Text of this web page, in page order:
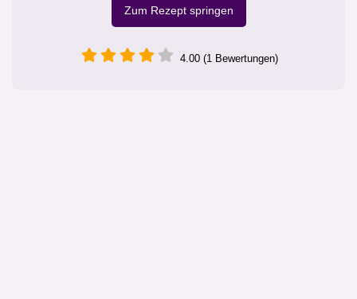
Zum Rezept springen
4.00 (1 Bewertungen)